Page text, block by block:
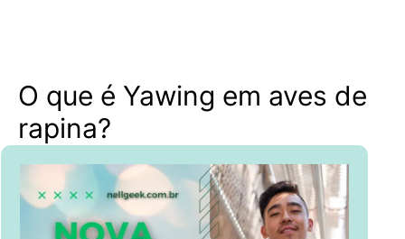
O que é Yawing em aves de
rapina?